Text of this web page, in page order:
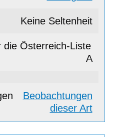
Keine Seltenheit
A
Beobachtungen
dieser Art